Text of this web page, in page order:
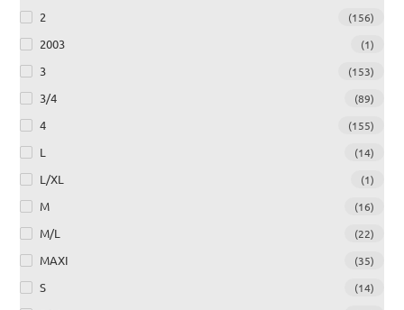
2 (156)
2003 (1)
3 (153)
3/4 (89)
4 (155)
L (14)
L/XL (1)
M (16)
M/L (22)
MAXI (35)
S (14)